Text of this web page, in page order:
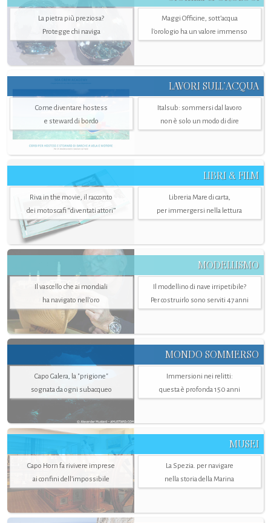
La pietra più preziosa?
Protegge chi naviga
Maggi Officine, sott’acqua
l'orologio ha un valore immenso
LAVORI SULL’ACQUA
Come diventare hostess
e steward di bordo
Italsub: sommersi dal lavoro
non è solo un modo di dire
LIBRI & FILM
Riva in the movie, il racconto
dei motoscafi “diventati attori”
Libreria Mare di carta,
per immergersi nella lettura
MODELLISMO
Il vascello che ai mondiali
ha navigato nell’oro
Il modellino di nave irripetibile?
Per costruirlo sono serviti 47 anni
MONDO SOMMERSO
Capo Galera, la "prigione"
sognata da ogni subacqueo
Immersioni nei relitti:
questa è profonda 150 anni
MUSEI
Capo Horn fa rivivere imprese
ai confini dell’impossibile
La Spezia. per navigare
nella storia della Marina